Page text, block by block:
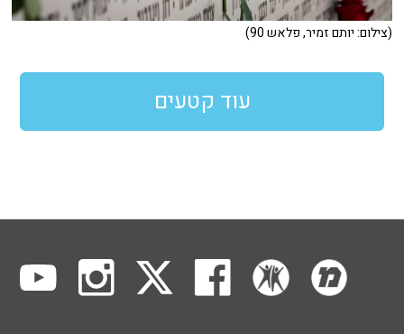
(צילום: יותם זמיר, פלאש 90)
עוד קטעים